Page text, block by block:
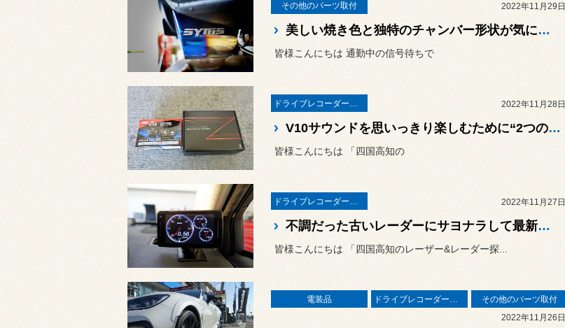
その他のパーツ取付 2022年11月29日
美しい焼き色と独特のチャンバー形状が気になったので迷わずこのマフラーに決めました！スバル 新型レヴォーグ（VN5）に「SYMSシムス EXチャンバー&リヤマフラーセット」の取り付け！
皆様こんにちは 通勤中の信号待ちで
ドライブレコーダー・レーダー 2022年11月28日
V10サウンドを思いっきり楽しむために“2つの安心アイテム”を取り付けました！ BMW E63 M6に「ユピテル レーザー&レーダー探知機 Z2000」&「Elut ドライブレコーダー AG424-DRC」の取り付け！
皆様こんにちは 「四国高知の
ドライブレコーダー・レーダー 2022年11月27日
不調だった古いレーダーにサヨナラして最新式に交換しました！スバル レヴォーグ（VM4）に「ユピテル レーザー&レーダー探知機 Z2000」の取り付け！
皆様こんにちは 「四国高知のレーザー&レーダー探...
電装品
その他のパーツ取付
2022年11月26日